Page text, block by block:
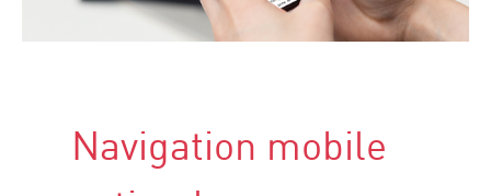
Navigation mobile